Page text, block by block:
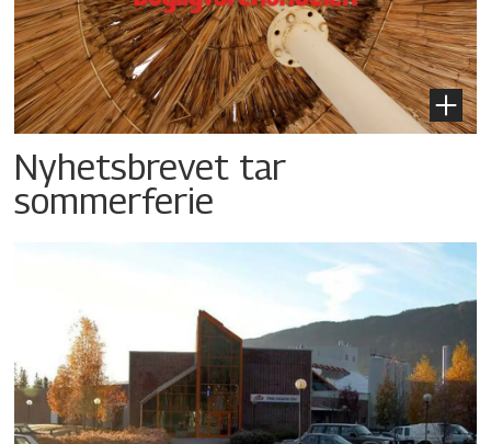
Nyhetsbrevet tar
sommerferie